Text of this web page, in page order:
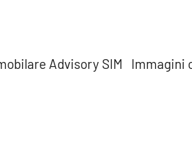
Advisory SIM Immagini